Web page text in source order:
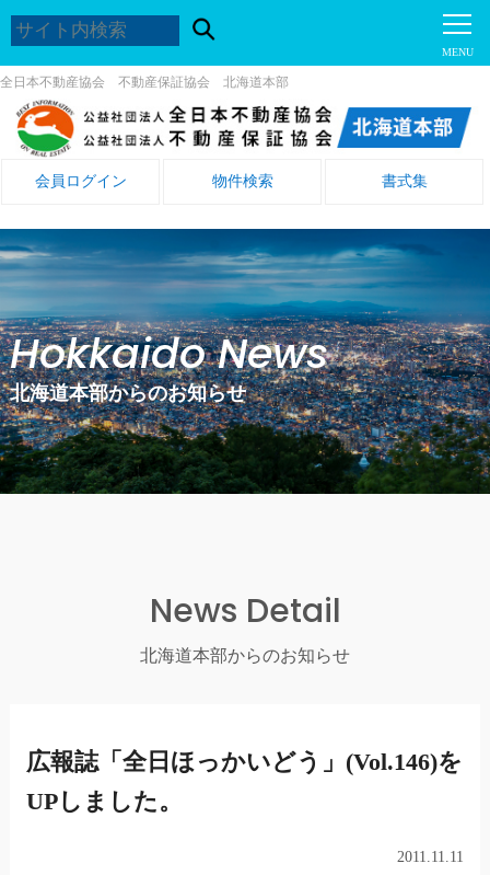
全日本不動産協会 不動産保証協会 北海道本部
会員ログイン 物件検索 書式集
Hokkaido News
北海道本部からのお知らせ
News Detail
北海道本部からのお知らせ
広報誌「全日ほっかいどう」(Vol.146)を
UPしました。
2011.11.11